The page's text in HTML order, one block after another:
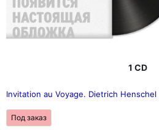
1 CD
Invitation au Voyage. Dietrich Henschel
Под заказ